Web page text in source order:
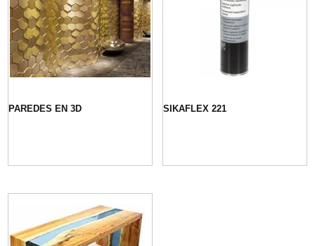
PAREDES EN 3D SIKAFLEX 221